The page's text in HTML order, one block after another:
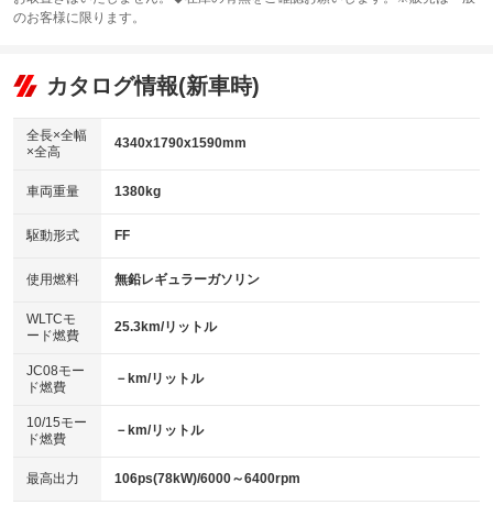
サンルーフ
：装備なし ABS
リフトアップ
：装備なし
：装備あり
パワーウィンドウ
アイドリングストップ
：装備なし
USB入力端子
：装備あり
100V電源
：装備なし
センターデフロック
：装備なし
電動格納ミラー
：装備あり
TV：フルセグ
：装備あり
ビジュアル
：装備なし
：装備あり
革シート
キーレス
HID(キセノンライト)
：装備なし
バックカメラ
：装備あり
エアロ
：装備なし
：装備なし
パワーシート
ベンチシート
：装備なし
チップアップシート
：装備あり ：装備なし
のお客様に限ります。
カタログ情報(新車時)
全長×全幅
×全高
4340x1790x1590mm
車両重量 1380kg
駆動形式 FF
使用燃料 無鉛レギュラーガソリン
WLTCモ
ード燃費
25.3km/リットル
JC08モー
ド燃費
－km/リットル
10/15モー
ド燃費
－km/リットル
最高出力 106ps(78kW)/6000～6400rpm